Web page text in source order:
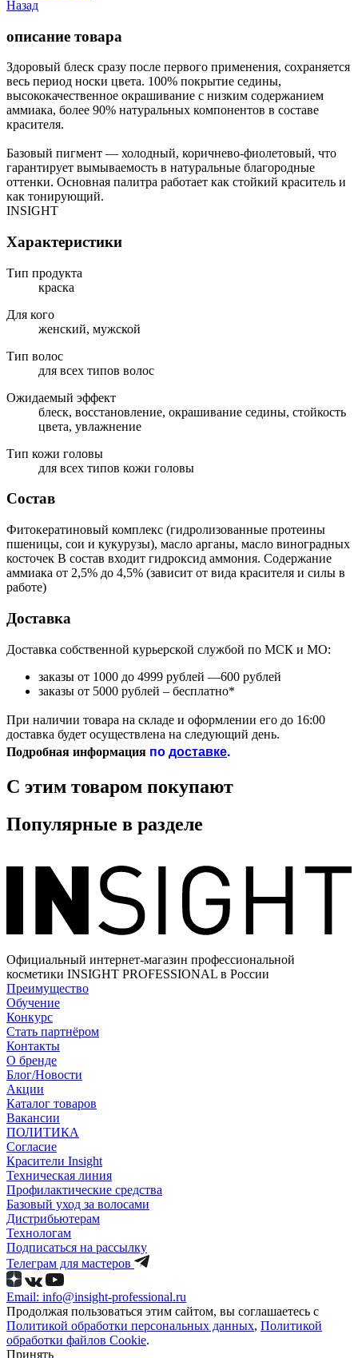
Назад
описание товара
Здоровый блеск сразу после первого применения, сохраняется
весь период носки цвета. 100% покрытие седины,
высококачественное окрашивание с низким содержанием
аммиака, более 90% натуральных компонентов в составе
красителя.
Базовый пигмент — холодный, коричнево-фиолетовый, что
гарантирует вымываемость в натуральные благородные
оттенки. Основная палитра работает как стойкий краситель и
как тонирующий.
INSIGHT
Характеристики
Тип продукта
краска
Для кого
женский, мужской
Тип волос
для всех типов волос
Ожидаемый эффект
блеск, восстановление, окрашивание седины, стойкость
цвета, увлажнение
Тип кожи головы
для всех типов кожи головы
Состав
Фитокератиновый комплекс (гидролизованные протеины
пшеницы, сои и кукурузы), масло арганы, масло виноградных
косточек В состав входит гидроксид аммония. Содержание
аммиака от 2,5% до 4,5% (зависит от вида красителя и силы в
работе)
Доставка
Доставка собственной курьерской службой по МСК и МО:
заказы от 1000 до 4999 рублей —600 рублей
заказы от 5000 рублей – бесплатно*
При наличии товара на складе и оформлении его до 16:00
доставка будет осуществлена на следующий день.
Подробная информация подоставке.
С этим товаром покупают
Популярные в разделе
Официальный интернет-магазин профессиональной
косметики INSIGHT PROFESSIONAL в России
Преимущество
Обучение
Конкурс
Стать партнёром
Контакты
О бренде
Блог/Новости
Акции
Каталог товаров
Вакансии
ПОЛИТИКА
Согласие
Краcители Insight
Техническая линия
Профилактические средства
Базовый уход за волосами
Дистрибьютерам
Технологам
Подписаться на рассылку
Телеграм для мастеров
Email: info@insight-professional.ru
Продолжая пользоваться этим сайтом, вы соглашаетесь с
Политикой обработки персональных данных, Политикой
обработки файлов Cookie.
Принять